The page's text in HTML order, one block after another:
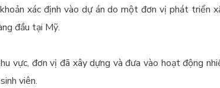
xác định vào dự án do một đơn vị phát triển
đầu tại Mỹ.
vực, đơn vị đã xây dựng và đưa vào hoạt động
viên.